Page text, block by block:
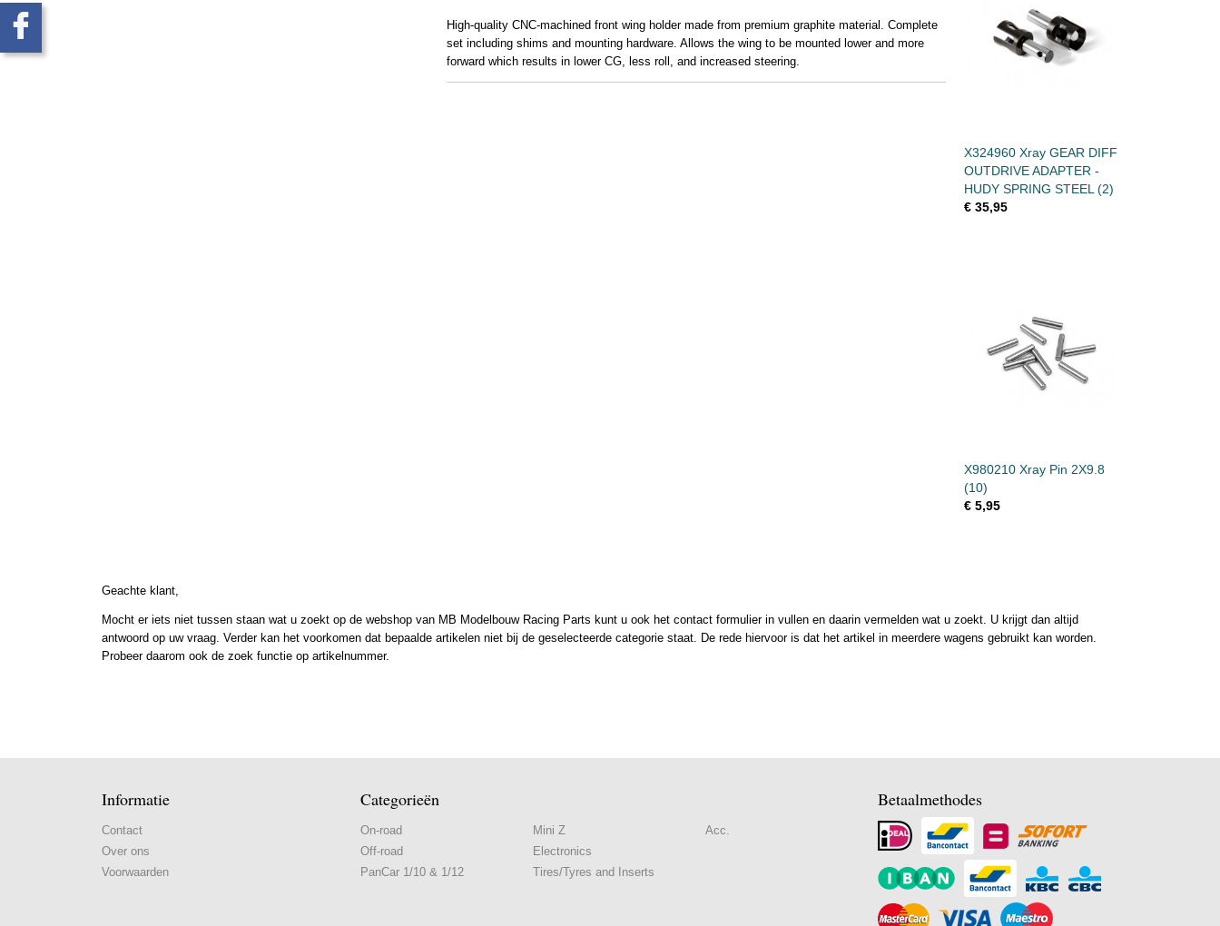
High-quality CNC-machined front wing holder made from premium graphite material. Complete
set including shims and mounting hardware. Allows the wing to be mounted lower and more
forward which results in lower CG, less roll, and increased steering.
X324960 Xray GEAR DIFF
OUTDRIVE ADAPTER -
HUDY SPRING STEEL (2)
€ 35,95
X980210 Xray Pin 2X9.8
(10)
€ 5,95
Geachte klant,
Mocht er iets niet tussen staan wat u zoekt op de webshop van MB Modelbouw Racing Parts kunt u ook het contact formulier in vullen en daarin vermelden wat u zoekt. U krijgt dan altijd
antwoord op uw vraag. Verder kan het voorkomen dat bepaalde artikelen niet bij de geselecteerde categorie staat. De rede hiervoor is dat het artikel in meerdere wagens gebruikt kan worden.
Probeer daarom ook de zoek functie op artikelnummer.
Informatie
Contact
Over ons
Voorwaarden
Categorieën
On-road
Off-road
PanCar 1/10 & 1/12
Mini Z
Electronics
Tires/Tyres and Inserts
Acc.
Betaalmethodes